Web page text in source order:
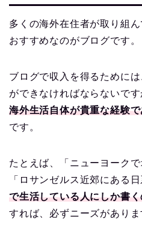
多くの海外在住者が取り組
おすすめなのがブログです。
ブログで収入を得るために
ができなければならないです
海外生活自体が貴重な経験
です。
たとえば、「ニューヨーク
「ロサンゼルス近郊にある
で生活している人にしか書
すれば、必ずニーズがありま